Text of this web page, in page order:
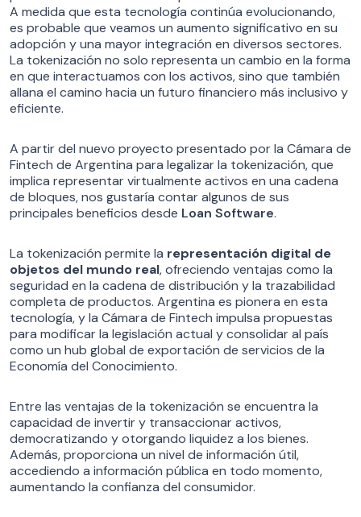
A medida que esta tecnología continúa evolucionando,
es probable que veamos un aumento significativo en su
adopción y una mayor integración en diversos sectores.
La tokenización no solo representa un cambio en la forma
en que interactuamos con los activos, sino que también
allana el camino hacia un futuro financiero más inclusivo y
eficiente.
A partir del nuevo proyecto presentado por la Cámara de
Fintech de Argentina para legalizar la tokenización, que
implica representar virtualmente activos en una cadena
de bloques, nos gustaría contar algunos de sus
principales beneficios desde Loan Software.
La tokenización permite la representación digital de
objetos del mundo real, ofreciendo ventajas como la
seguridad en la cadena de distribución y la trazabilidad
completa de productos. Argentina es pionera en esta
tecnología, y la Cámara de Fintech impulsa propuestas
para modificar la legislación actual y consolidar al país
como un hub global de exportación de servicios de la
Economía del Conocimiento.
Entre las ventajas de la tokenización se encuentra la
capacidad de invertir y transaccionar activos,
democratizando y otorgando liquidez a los bienes.
Además, proporciona un nivel de información útil,
accediendo a información pública en todo momento,
aumentando la confianza del consumidor.